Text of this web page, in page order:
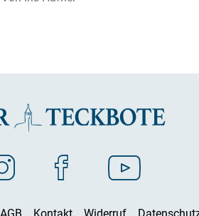
AGB Kontakt Widerruf